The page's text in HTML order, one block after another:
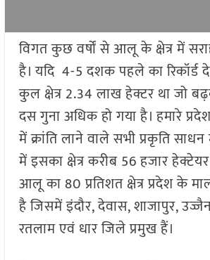
विगत कुछ वर्षों से आलू के क्षेत्र में
है। यदि 4-5 दशक पहले का
कुल क्षेत्र 2.34 लाख हेक्टर था जो
दस गुना अधिक हो गया है। हमारे
में क्रांति लाने वाले सभी प्रकृति साधन
में इसका क्षेत्र करीब 56 हजार
आलू का 80 प्रतिशत क्षेत्र प्रदेश के
है जिसमें इंदौर, देवास, शाजापुर,
रतलाम एवं धार जिले प्रमुख हैं।